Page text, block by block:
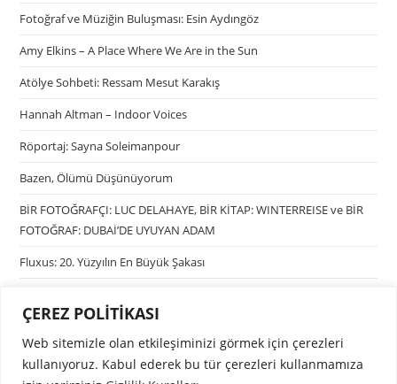
ÇEREZ POLİTİKASI
Web sitemizle olan etkileşiminizi görmek için çerezleri
kullanıyoruz. Kabul ederek bu tür çerezleri kullanmamıza
Fotoğraf ve Müziğin Buluşması: Esin Aydıngöz
Amy Elkins – A Place Where We Are in the Sun
Atölye Sohbeti: Ressam Mesut Karakış
Hannah Altman – Indoor Voices
Röportaj: Sayna Soleimanpour
Bazen, Ölümü Düşünüyorum
BİR FOTOĞRAFÇI: LUC DELAHAYE, BİR KİTAP: WINTERREISE ve BİR
FOTOĞRAF: DUBAİ’DE UYUYAN ADAM
Fluxus: 20. Yüzyılın En Büyük Şakası
Kategoriler
Kategori seçin